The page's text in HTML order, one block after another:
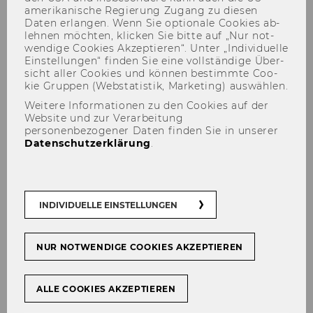
Lifetime Award
amerikanische Re­gie­rung Zu­gang zu die­sen
Daten er­lan­gen. Wenn Sie op­tio­na­le Coo­kies ab­
leh­nen möch­ten, kli­cken Sie bitte auf „Nur not­
wen­di­ge Coo­kies Ak­zep­tie­ren“. Unter „In­di­vi­du­el­le
Ein­stel­lun­gen“ fin­den Sie eine voll­stän­di­ge Über­
sicht aller Coo­kies und kön­nen be­stimm­te Coo­
kie Grup­pen (Web­sta­tis­tik, Mar­ke­ting) aus­wäh­len.
Weitere Informationen zu den Cookies auf der
Website und zur Verarbeitung
personenbezogener Daten finden Sie in unserer
Datenschutzerklärung.
INDIVIDUELLE EINSTELLUNGEN
NUR NOTWENDIGE COOKIES AKZEPTIEREN
ALLE COOKIES AKZEPTIEREN